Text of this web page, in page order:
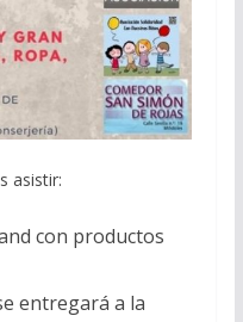
asistir:
con productos
entregará a la